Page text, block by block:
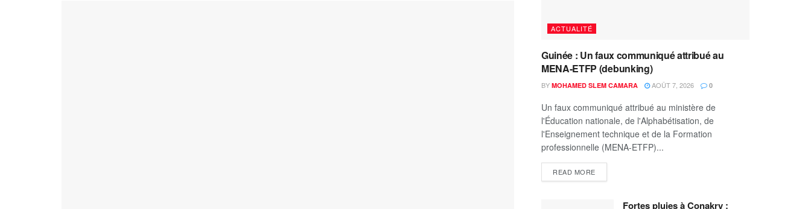
ACTUALITÉ
Guinée : Un faux communiqué attribué au
MENA-ETFP (debunking)
BY MOHAMED SLEM CAMARA AOÛT 7, 2026 0
Un faux communiqué attribué au ministère de
l'Éducation nationale, de l'Alphabétisation, de
l'Enseignement technique et de la Formation
professionnelle (MENA-ETFP)...
READ MORE
Fortes pluies à Conakry :